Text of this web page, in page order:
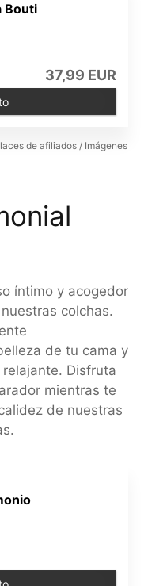
Bouti
37,99 EUR
de afiliados / Imágenes
íntimo y acogedor
colchas.
de tu cama y
Disfruta
mientras te
de nuestras